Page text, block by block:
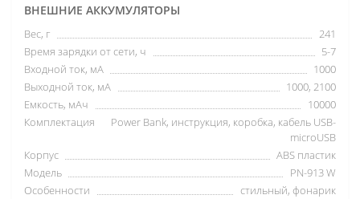
ВНЕШНИЕ АККУМУЛЯТОРЫ
Вес, г
241
Время зарядки от сети, ч
5-7
Входной ток, мА
1000
Выходной ток, мА
1000, 2100
Емкость, мАч
10000
Комплектация
Power Bank, инструкция, коробка, кабель USB-
microUSB
Корпус
ABS пластик
Модель
PN-913 W
Особенности
стильный, фонарик